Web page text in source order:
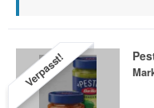
Verpasst!